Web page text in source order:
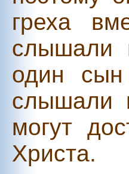
греха
слышали
один
слышали
могут
Христа.